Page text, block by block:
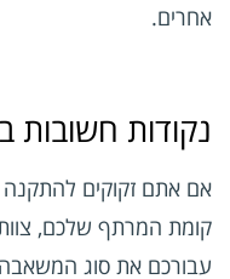
אחרים.
נקודות
אם אתם זקוקים
קומת המרתף שלכם, צוות
עבורכם את סוג המשאבה